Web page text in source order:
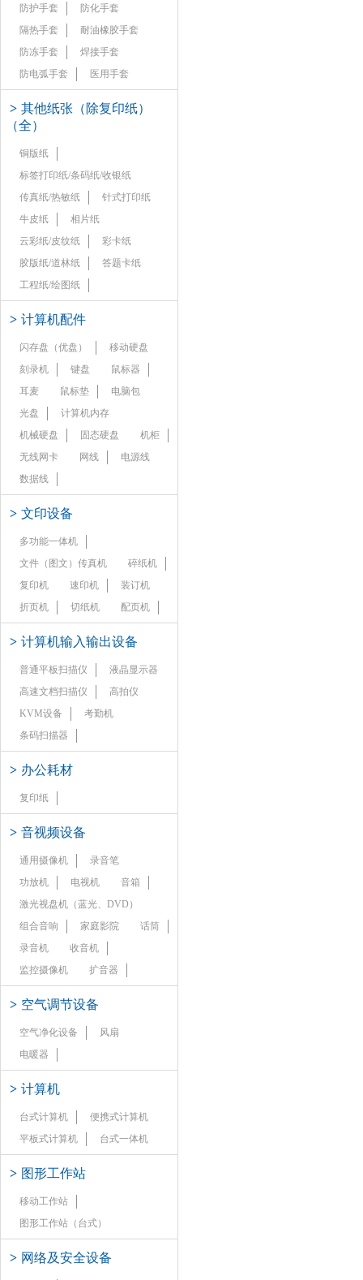
防护手套
防化手套
隔热手套
耐油橡胶手套
防冻手套
焊接手套
防电弧手套
医用手套
> 其他纸张（除复印纸）
（全）
铜版纸
标签打印纸/条码纸/收银纸
传真纸/热敏纸
针式打印纸
牛皮纸
相片纸
云彩纸/皮纹纸
彩卡纸
胶版纸/道林纸
答题卡纸
工程纸/绘图纸
> 计算机配件
闪存盘（优盘）
移动硬盘
刻录机
键盘
鼠标器
耳麦
鼠标垫
电脑包
光盘
计算机内存
机械硬盘
固态硬盘
机柜
无线网卡
网线
电源线
数据线
> 文印设备
多功能一体机
文件（图文）传真机
碎纸机
复印机
速印机
装订机
折页机
切纸机 配页机
> 计算机输入输出设备
普通平板扫描仪
液晶显示器
高速文档扫描仪
高拍仪
KVM设备
考勤机
条码扫描器
> 办公耗材
复印纸
> 音视频设备
通用摄像机
录音笔
功放机
电视机
音箱
激光视盘机（蓝光、DVD）
组合音响
家庭影院
话筒
录音机
收音机
监控摄像机
扩音器
> 空气调节设备
空气净化设备
风扇
电暖器
> 计算机
台式计算机
便携式计算机
平板式计算机
台式一体机
> 图形工作站
移动工作站
图形工作站（台式）
> 网络及安全设备